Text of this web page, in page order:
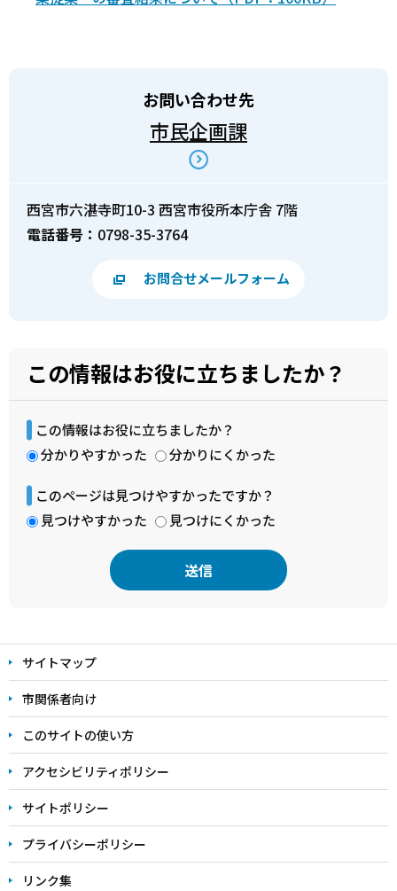
お問い合わせ先
市民企画課
西宮市六湛寺町10-3 西宮市役所本庁舎 7階
電話番号： 0798-35-3764
お問合せメールフォーム
この情報はお役に立ちましたか？
この情報はお役に立ちましたか？
分かりやすかった
分かりにくかった
このページは見つけやすかったですか？
見つけやすかった
見つけにくかった
文
こ
こ
ま
で
サイトマップ
市関係者向け
このサイトの使い方
アクセシビリティポリシー
サイトポリシー
プライバシーポリシー
リンク集